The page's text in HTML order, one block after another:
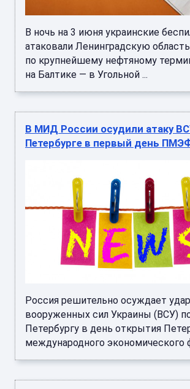
В ночь на 3 июня украинские
атаковали Ленинградскую
по крупнейшему нефтяному
на Балтике — в Угольной ...
В МИД России осудили атаку
Петербурге в первый день
Россия решительно осуждает удар
вооруженных сил Украины (ВСУ)
Петербургу в день открытия
международного экономического